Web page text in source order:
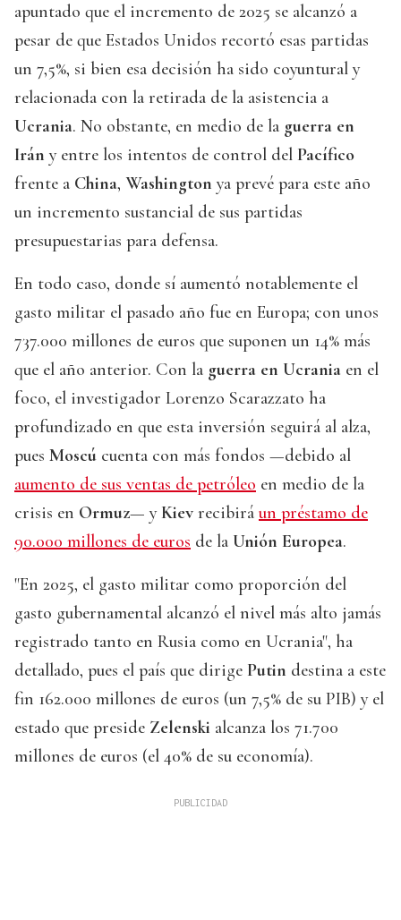
apuntado que el incremento de 2025 se alcanzó a
pesar de que Estados Unidos recortó esas partidas
un 7,5%, si bien esa decisión ha sido coyuntural y
relacionada con la retirada de la asistencia a
Ucrania. No obstante, en medio de la guerra en
Irán y entre los intentos de control del Pacífico
frente a China, Washington ya prevé para este año
un incremento sustancial de sus partidas
presupuestarias para defensa.
En todo caso, donde sí aumentó notablemente el
gasto militar el pasado año fue en Europa; con unos
737.000 millones de euros que suponen un 14% más
que el año anterior. Con la guerra en Ucrania en el
foco, el investigador Lorenzo Scarazzato ha
profundizado en que esta inversión seguirá al alza,
pues Moscú cuenta con más fondos —debido al
aumento de sus ventas de petróleo en medio de la
crisis en Ormuz— yKiev recibirá un préstamo de
90.000 millones de euros de la Unión Europea.
"En 2025, el gasto militar como proporción del
gasto gubernamental alcanzó el nivel más alto jamás
registrado tanto en Rusia como en Ucrania", ha
detallado, pues el país que dirige Putin destina a este
fin 162.000 millones de euros (un 7,5% de su PIB) y el
estado que preside Zelenski alcanza los 71.700
millones de euros (el 40% de su economía).